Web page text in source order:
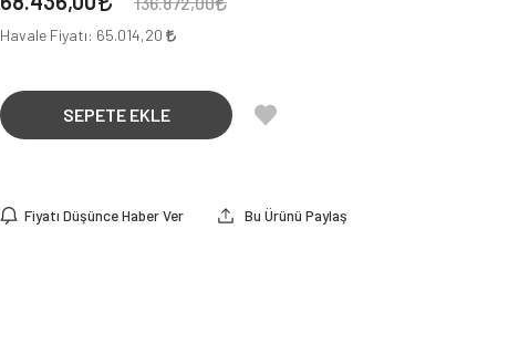
Havale Fiyatı: 65.014,20
SEPETE EKLE
Fiyatı Düşünce Haber Ver Bu Ürünü Paylaş